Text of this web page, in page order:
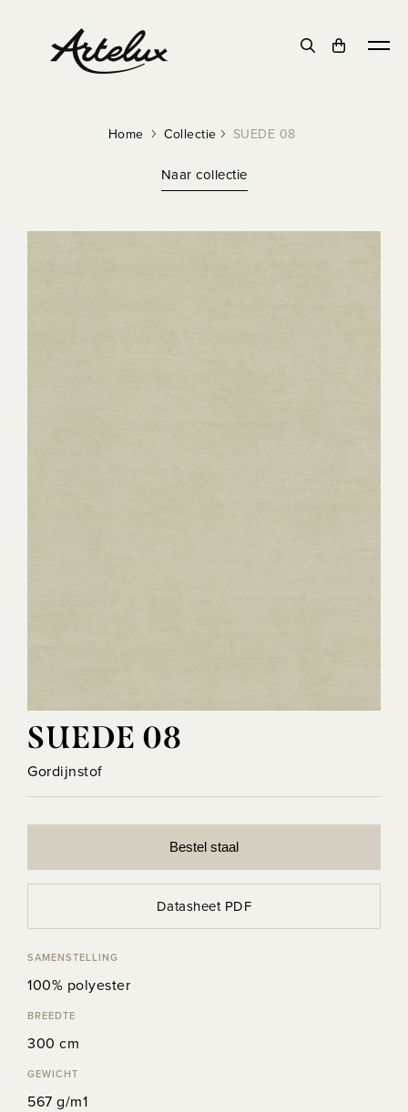
Home Collectie SUEDE 08
Naar collectie
SUEDE 08
Gordijnstof
Bestel staal
Datasheet PDF
SAMENSTELLING
100% polyester
BREEDTE
300 cm
GEWICHT
567 g/m1